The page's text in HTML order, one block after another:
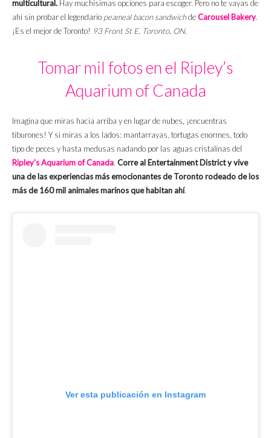
multicultural. Hay muchísimas opciones para escoger. Pero no te vayas de
ahí sin probar el legendario peameal bacon sandwichdeCarousel Bakery.
¡Es el mejor de Toronto! 93 Front St E, Toronto, ON.
Tomar mil fotos en el Ripley’s
Aquarium of Canada
Imagina que miras hacia arriba y en lugar de nubes, ¡encuentras
tiburones! Y si miras a los lados: mantarrayas, tortugas enormes, todo
tipo de peces y hasta medusas nadando por las aguas cristalinas del
Ripley’s Aquarium of Canada. Corre al Entertainment District y vive
una de las experiencias más emocionantes de Toronto rodeado de los
más de 160 mil animales marinos que habitan ahí.
Ver esta publicación en Instagram